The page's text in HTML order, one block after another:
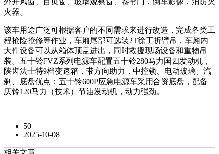
火器。
该车用途广泛可根据客户的不同需求来进行改造，完成各类工
程抢险抢修等作业，车厢尾部可选装2T徐工折臂吊，车厢内
大件设备可以从箱体顶盖进出，同时救援现场设备和重物吊
装。五十铃FVZ系列电源车配置五十铃280马力国四发动机，
陕齿法士特9档变速箱，带方向助力，中控锁、电动玻璃、汽
刹、底盘优点：五十铃600P应急电源车采用合资底盘，配备
庆铃120马力（技术）节油发动机，动力强劲。
50
2025-10-08
相关文章